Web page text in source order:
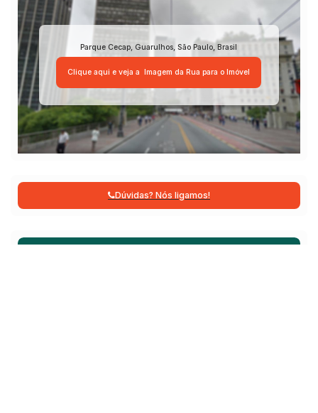
Parque Cecap Guarulhos ,São Paulo Brasil
Clique aqui e veja a Imagem da Rua para o Imóvel
Dúvidas? Nós ligamos!